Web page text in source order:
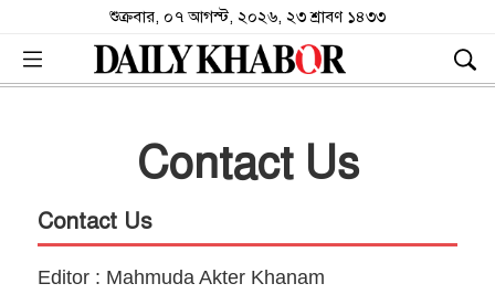
শুক্রবার, ০৭ আগস্ট, ২০২৬, ২৩ শ্রাবণ ১৪৩৩
Contact Us
Contact Us
Editor : Mahmuda Akter Khanam